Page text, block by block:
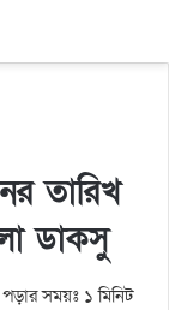
তারিখ
ডাকসু
পড়ার সময়ঃ ১ মিনিট